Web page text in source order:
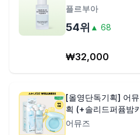
플르부아
54위 ▲ 68
₩32,000
[올영단독기획] 어
획 (+솔리드퍼퓸밤
어뮤즈